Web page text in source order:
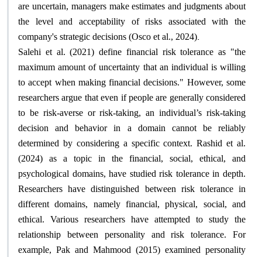
are uncertain, managers make estimates and judgments about
the level and acceptability of risks associated with the
company's strategic decisions (Osco et al., 2024).
Salehi et al. (2021) define financial risk tolerance as "the
maximum amount of uncertainty that an individual is willing
to accept when making financial decisions." However, some
researchers argue that even if people are generally considered
to be risk-averse or risk-taking, an individual’s risk-taking
decision and behavior in a domain cannot be reliably
determined by considering a specific context. Rashid et al.
(2024) as a topic in the financial, social, ethical, and
psychological domains, have studied risk tolerance in depth.
Researchers have distinguished between risk tolerance in
different domains, namely financial, physical, social, and
ethical. Various researchers have attempted to study the
relationship between personality and risk tolerance. For
example, Pak and Mahmood (2015) examined personality